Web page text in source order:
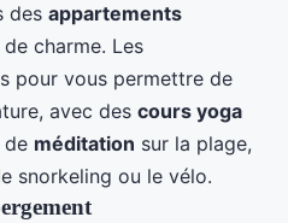
des appartements
de charme. Les
pour vous permettre de
avec des cours yoga
de méditation sur la plage,
snorkeling ou le vélo.